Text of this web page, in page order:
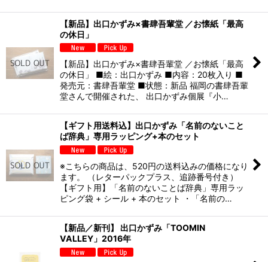
【新品】出口かずみ×書肆吾輩堂 ／お懐紙「最高
の休日」
【新品】出口かずみ×書肆吾輩堂 ／お懐紙「最高
の休日」 ■絵：出口かずみ ■内容：20枚入り ■
発売元：書肆吾輩堂 ■状態：新品 福岡の書肆吾輩
堂さんで開催された、 出口かずみ個展『小…
【ギフト用送料込】出口かずみ「名前のないこと
ば辞典」専用ラッピング+本のセット
※こちらの商品は、520円の送料込みの価格になり
ます。 （レターパックプラス、追跡番号付き）
【ギフト用】「名前のないことば辞典」専用ラッ
ピング袋 + シール + 本のセット ・「名前の…
【新品／新刊】 出口かずみ「TOOMIN
VALLEY」2016年